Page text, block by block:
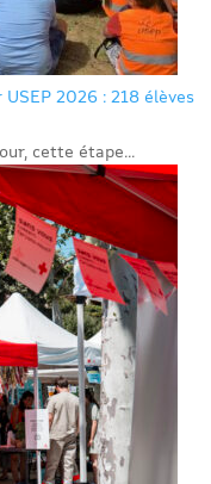
USEP 2026 : 218 élèves
cette étape...